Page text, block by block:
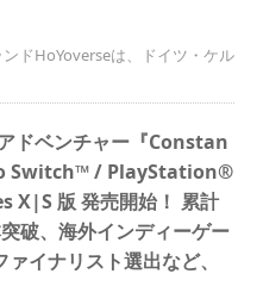
ドHoYoverseは、ドイツ・ケル
ドベンチャー『Constan
Switch™ / PlayStation®
X|S 版 発売開始！ 累計
破、海外インディーゲー
イナリスト選出など、